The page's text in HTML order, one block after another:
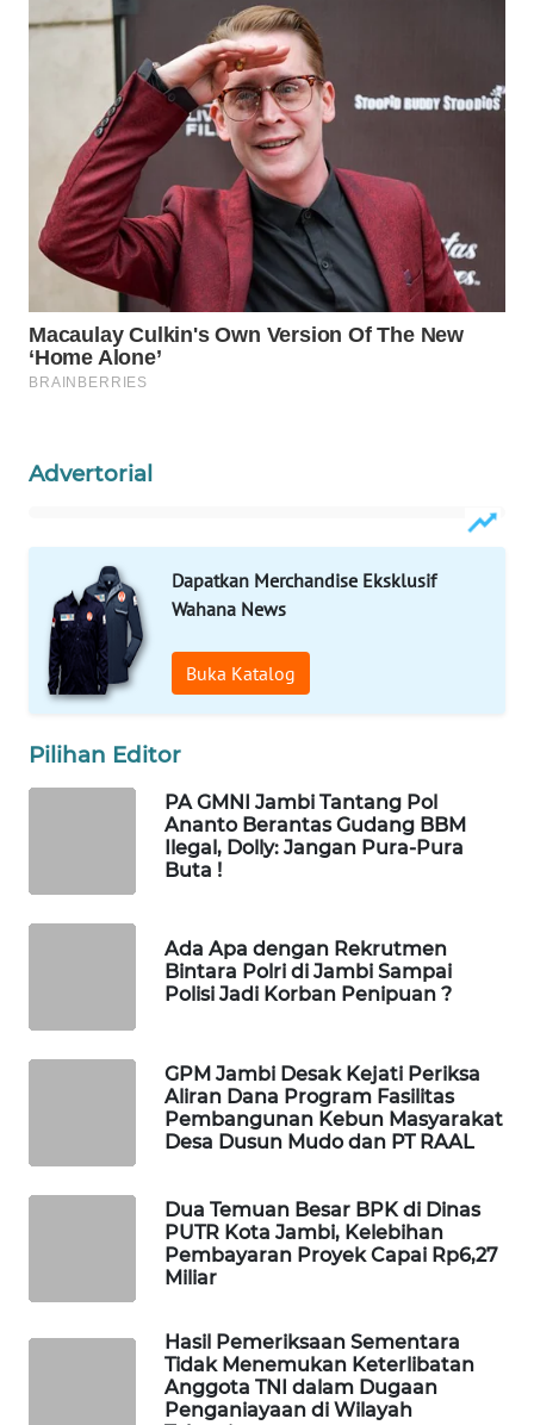
Advertorial
Dapatkan Merchandise Eksklusif
Wahana News
Buka Katalog
Pilihan Editor
PA GMNI Jambi Tantang Pol
Ananto Berantas Gudang BBM
Ilegal, Dolly: Jangan Pura-Pura
Buta !
Ada Apa dengan Rekrutmen
Bintara Polri di Jambi Sampai
Polisi Jadi Korban Penipuan ?
GPM Jambi Desak Kejati Periksa
Aliran Dana Program Fasilitas
Pembangunan Kebun Masyarakat
Desa Dusun Mudo dan PT RAAL
Dua Temuan Besar BPK di Dinas
PUTR Kota Jambi, Kelebihan
Pembayaran Proyek Capai Rp6,27
Miliar
Hasil Pemeriksaan Sementara
Tidak Menemukan Keterlibatan
Anggota TNI dalam Dugaan
Penganiayaan di Wilayah
WAHANA
SPORT
UMKM
WAHANA
SELEB
WAHANA
WAHANA
OTOMOTIF
HEALTH
WISATA
LAPAK
WAHANA
Wahana
Network
ID